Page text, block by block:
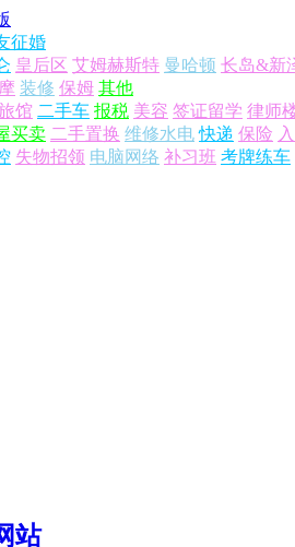
征婚
皇后区 艾姆赫斯特 曼哈顿 长岛&新
装修 保姆 其他
馆 二手车 报税 美容 签证留学 律师
买卖 二手置换 维修水电 快递 保险
失物招领 电脑网络 补习班 考牌练车